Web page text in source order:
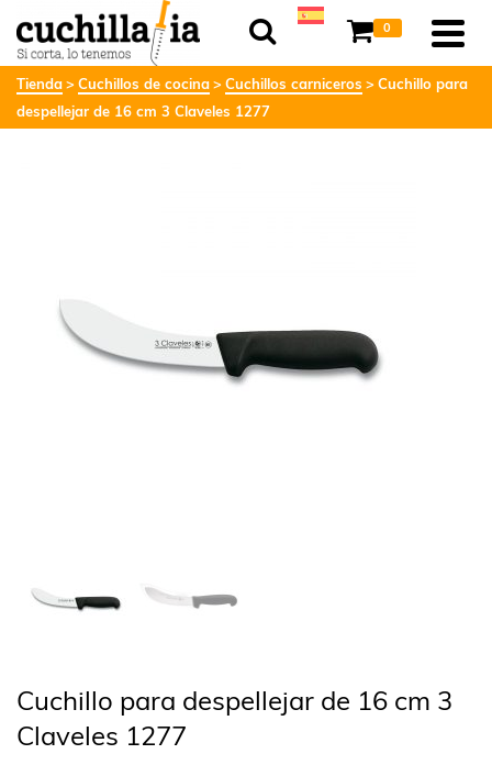
0
Tienda Cuchillos de cocina Cuchillos carniceros
Cuchillo para
despellejar de 16 cm 3 Claveles 1277
Cuchillo para despellejar de 16 cm 3
Claveles 1277